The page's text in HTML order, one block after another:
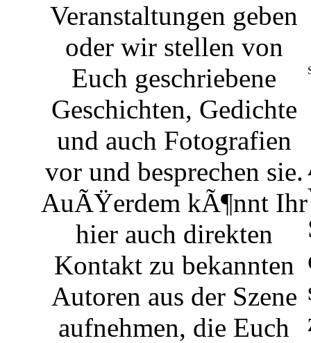
Veranstaltungen geben
oder wir stellen von
Euch geschriebene
Geschichten, Gedichte
und auch Fotografien
vor und besprechen sie.
AuÃŸerdem kÃ¶nnt Ihr
hier auch direkten
Kontakt zu bekannten
Autoren aus der Szene
aufnehmen, die Euch